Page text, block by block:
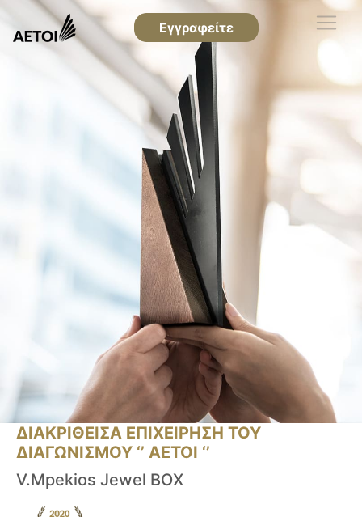
Εγγραφείτε
ΔΙΑΚΡΙΘΕΙΣΑ ΕΠΙΧΕΙΡΗΣΗ ΤΟΥ
ΔΙΑΓΩΝΙΣΜΟΥ ‘’ ΑΕΤΟΙ ‘’
V.Mpekios Jewel BOX